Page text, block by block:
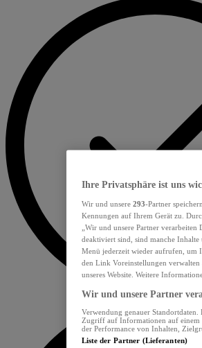
Ihre Privatsphäre ist uns
Wir und unsere 293-Partner
Kennungen auf Ihrem Gerät zu.
„Wir und unsere Partner
deaktiviert sind, sind manche
Menü jederzeit wieder aufrufen, um
den Link Voreinstellungen
unseres Website. Weitere
Wir und unsere Partner
Verwendung genauer
Zugriff auf Informationen auf einem
der Performance von Inhalten,
Liste der Partner (Lieferanten)